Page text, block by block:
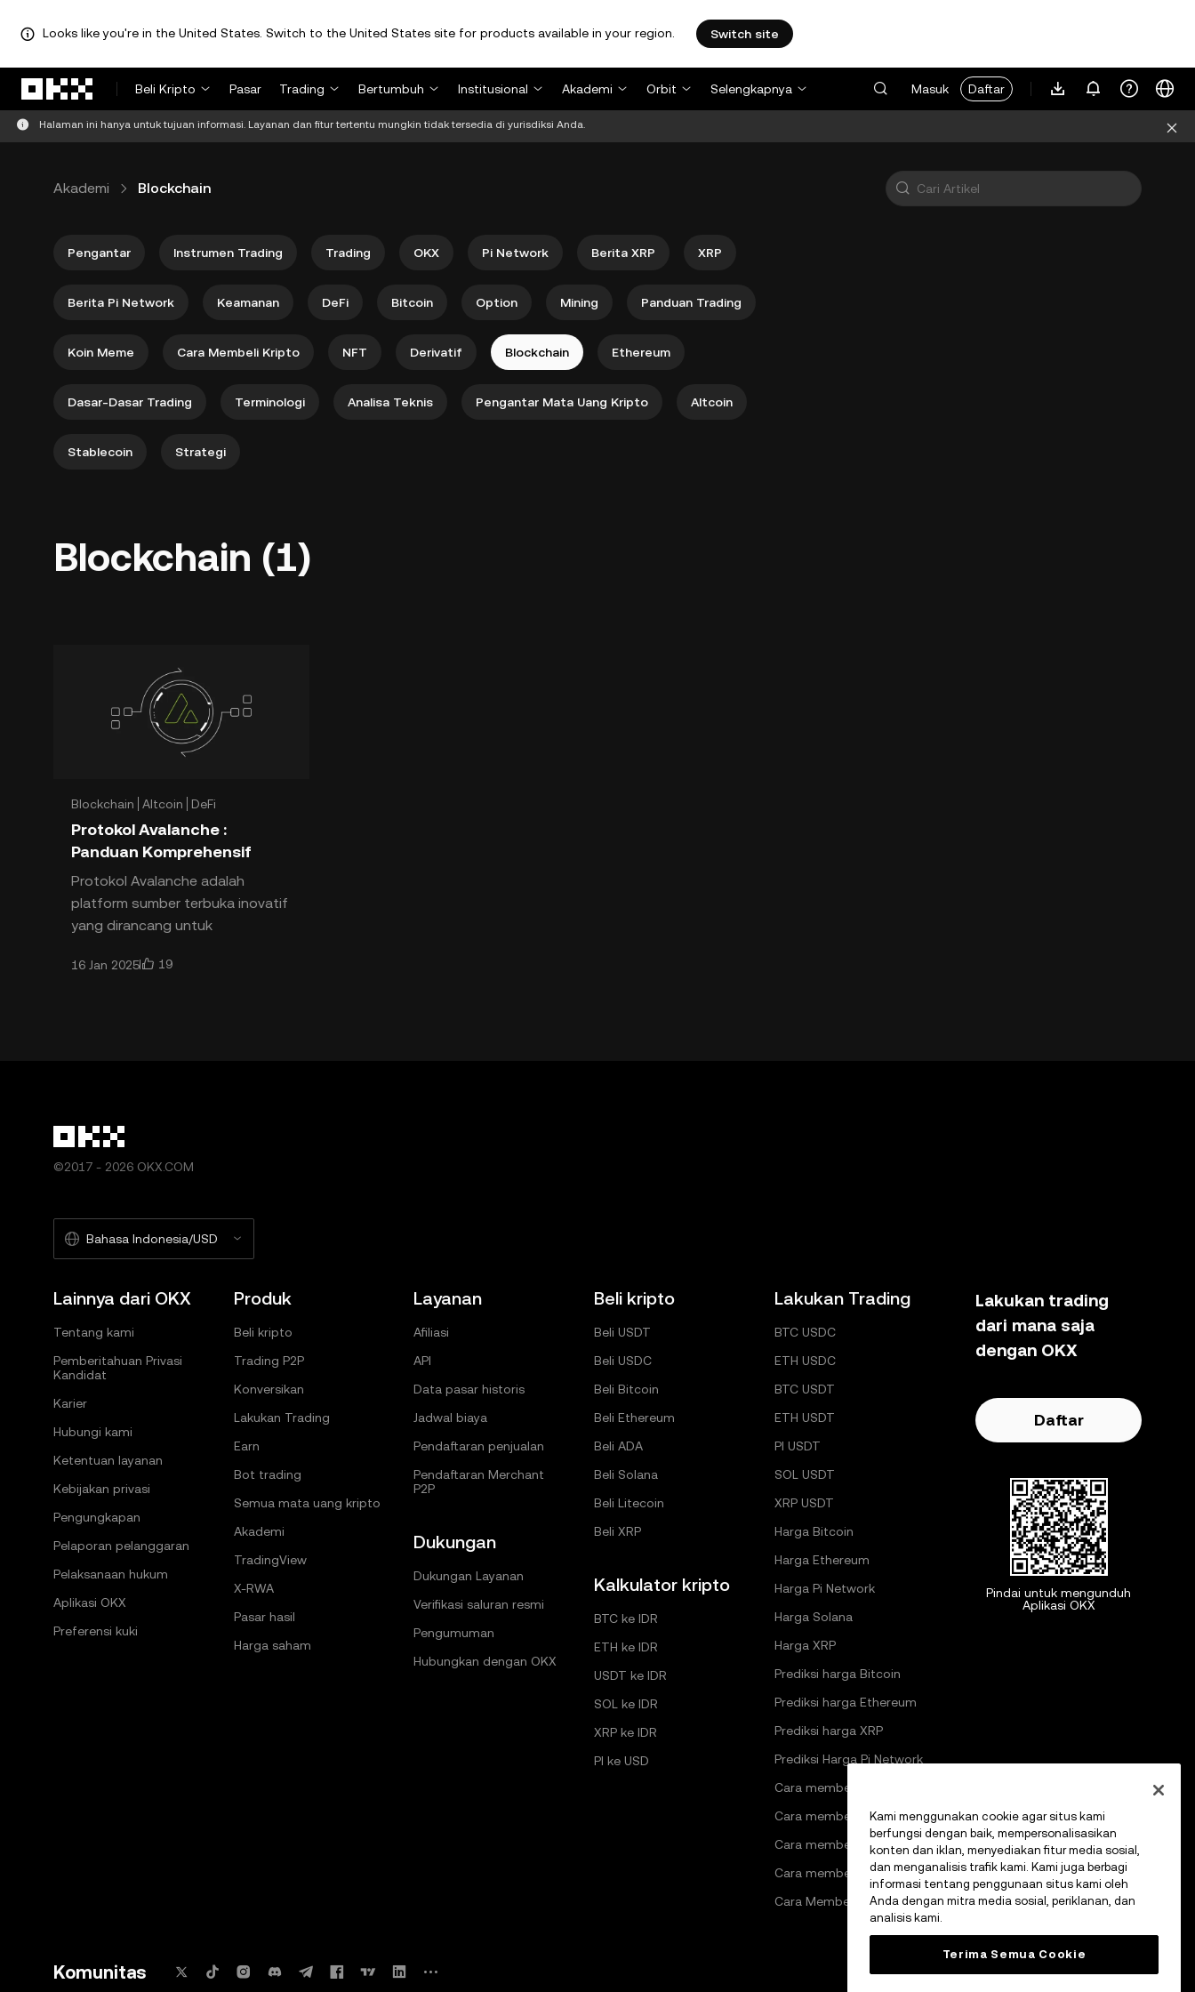
Looks like you're in the United States. Switch to the United States site for products available in your region. Switch site
Beli Kripto
Pasar Trading Bertumbuh Institusional Akademi Orbit Selengkapnya Masuk Daftar
Halaman ini hanya untuk tujuan informasi. Layanan dan fitur tertentu mungkin tidak tersedia di yurisdiksi Anda.
Akademi Blockchain
Pengantar Instrumen Trading Trading OKX Pi Network Berita XRP XRP
Berita Pi Network Keamanan DeFi Bitcoin Option Mining Panduan Trading
Koin Meme Cara Membeli Kripto NFT Derivatif Blockchain Ethereum
Dasar-Dasar Trading Terminologi Analisa Teknis Pengantar Mata Uang Kripto Altcoin
Stablecoin Strategi
Blockchain (1)
Blockchain Altcoin DeFi
Protokol Avalanche :
Panduan Komprehensif
Protokol Avalanche adalah
platform sumber terbuka inovatif
yang dirancang untuk
terdesentralisasi, blockchain
16 Jan 2025 19
©2017 - 2026 OKX.COM
Bahasa Indonesia/USD
Lainnya dari OKX
Tentang kami
Pemberitahuan Privasi
Kandidat
Karier
Hubungi kami
Ketentuan layanan
Kebijakan privasi
Pengungkapan
Pelaporan pelanggaran
Pelaksanaan hukum
Aplikasi OKX
Preferensi kuki
Produk
Beli kripto
Trading P2P
Konversikan
Lakukan Trading
Earn
Bot trading
Semua mata uang kripto
Akademi
TradingView
X-RWA
Pasar hasil
Harga saham
Layanan
Afiliasi
API
Data pasar historis
Jadwal biaya
Pendaftaran penjualan
Pendaftaran Merchant
P2P
Dukungan
Dukungan Layanan
Verifikasi saluran resmi
Pengumuman
Hubungkan dengan OKX
Beli kripto
Beli USDT
Beli USDC
Beli Bitcoin
Beli Ethereum
Beli ADA
Beli Solana
Beli Litecoin
Beli XRP
Kalkulator kripto
BTC ke IDR
ETH ke IDR
USDT ke IDR
SOL ke IDR
XRP ke IDR
PI ke USD
Lakukan Trading
BTC USDC
ETH USDC
BTC USDT
ETH USDT
PI USDT
SOL USDT
XRP USDT
Harga Bitcoin
Harga Ethereum
Harga Pi Network
Harga Solana
Harga XRP
Prediksi harga Bitcoin
Prediksi harga Ethereum
Prediksi harga XRP
Prediksi Harga Pi Network
Cara membeli kripto
Cara membeli Bitcoin
Cara membeli Ethereum
Cara membeli Solana
Cara Membeli Pi Network
Lakukan trading
dari mana saja
dengan OKX
Daftar
Pindai untuk mengunduh
Aplikasi OKX
Komunitas
Kami menggunakan cookie agar situs kami
berfungsi dengan baik, mempersonalisasikan
konten dan iklan, menyediakan fitur media sosial,
dan menganalisis trafik kami. Kami juga berbagi
informasi tentang penggunaan situs kami oleh
Anda dengan mitra media sosial, periklanan, dan
analisis kami.
Terima Semua Cookie